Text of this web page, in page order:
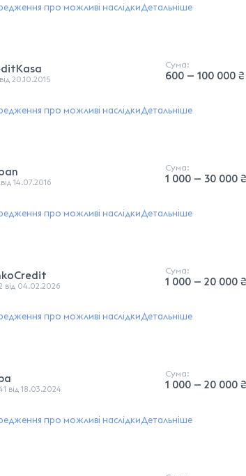
про можливі наслідкиДетальніше
20.10.2015
Сума:
600 — 100 000 ₴
про можливі наслідкиДетальніше
14.07.2016
Сума:
1 000 — 30 000 ₴
про можливі наслідкиДетальніше
від 04.02.2026
Сума:
1 000 — 20 000 ₴
про можливі наслідкиДетальніше
від 18.03.2024
Сума:
1 000 — 20 000 ₴
про можливі наслідкиДетальніше